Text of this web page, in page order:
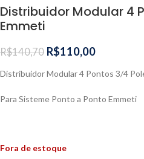
Distribuidor Modular 4
Emmeti
R$140,70 R$110,00
Distribuidor Modular 4 Pontos 3/4
Para Sisteme Ponto a Ponto Emmeti
Fora de estoque